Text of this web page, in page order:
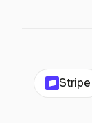
Stripe